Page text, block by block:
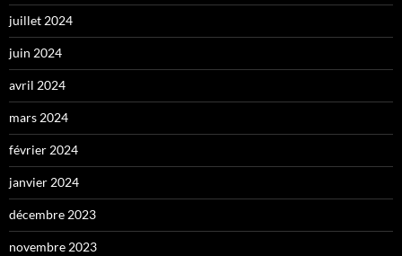
juillet 2024
juin 2024
avril 2024
mars 2024
février 2024
janvier 2024
décembre 2023
novembre 2023